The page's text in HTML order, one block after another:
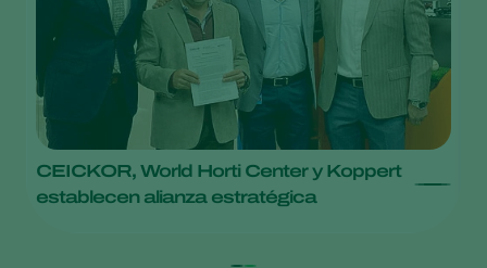
CEICKOR, World Horti Center y Koppert
establecen alianza estratégica